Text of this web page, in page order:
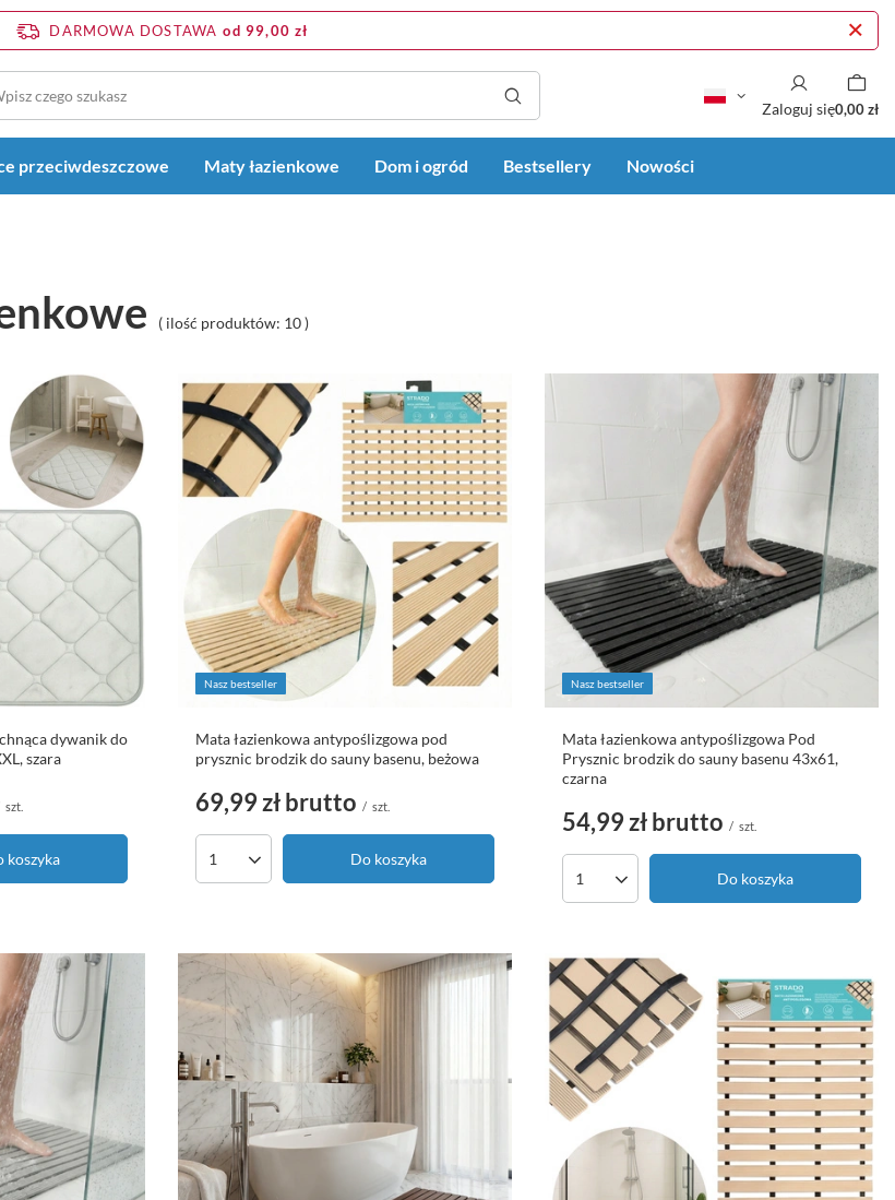
DARMOWA DOSTAWA od 99,00 zł
Zaloguj się0,00 zł
przeciwdeszczowe Maty łazienkowe Dom i ogród Bestsellery Nowości
( ilość produktów: 10)
dywanik do
szara
szt.
koszyka
Nasz bestseller
Mata łazienkowa antypoślizgowa pod
prysznic brodzik do sauny basenu, beżowa
69,99 złbrutto / szt.
Do koszyka
Nasz bestseller
Mata łazienkowa antypoślizgowa Pod
Prysznic brodzik do sauny basenu 43x61,
czarna
54,99 złbrutto / szt.
Do koszyka